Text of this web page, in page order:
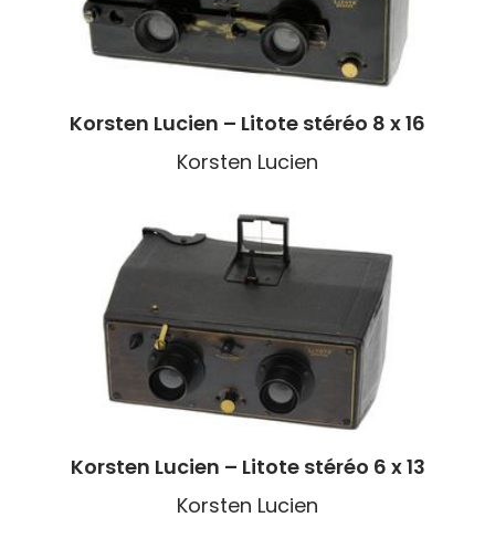
Korsten Lucien – Litote stéréo 8 x 16
Korsten Lucien
Korsten Lucien – Litote stéréo 6 x 13
Korsten Lucien